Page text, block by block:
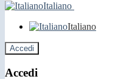
Italiano
Italiano
Accedi
Accedi